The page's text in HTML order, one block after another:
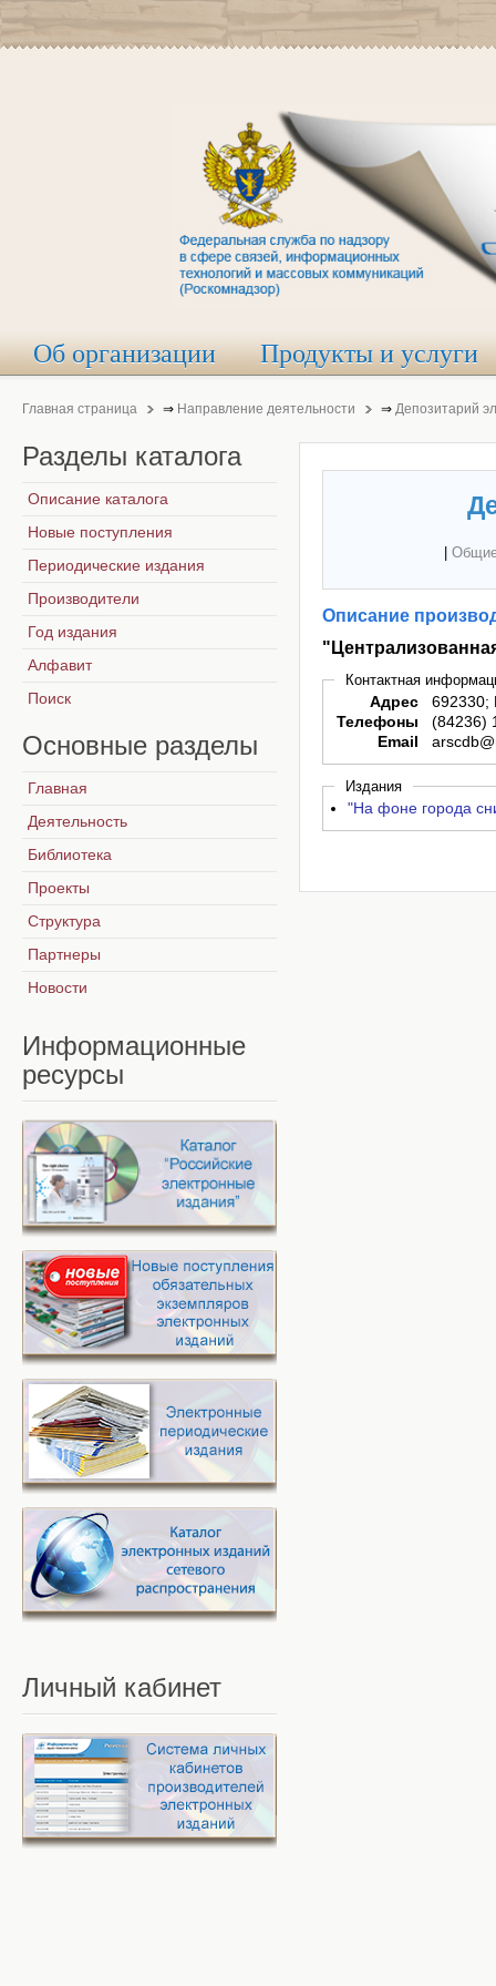
Об организации Продукты и услуги
Главная страница ⇒ Направление деятельности ⇒ Депозитарий
Описание
Контактная
Адрес
692330;
Телефоны
(84236)
Email
Издания
"На фоне города
Разделы каталога
Описание каталога
Новые поступления
Периодические издания
Производители
Год издания
Алфавит
Поиск
Основные разделы
Главная
Деятельность
Библиотека
Проекты
Структура
Партнеры
Новости
Информационные
ресурсы
Личный кабинет